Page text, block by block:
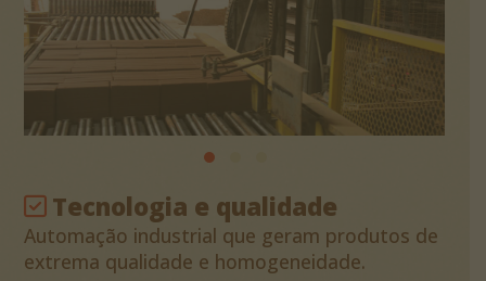
Tecnologia e qualidade
Automação industrial que geram produtos de
extrema qualidade e homogeneidade.